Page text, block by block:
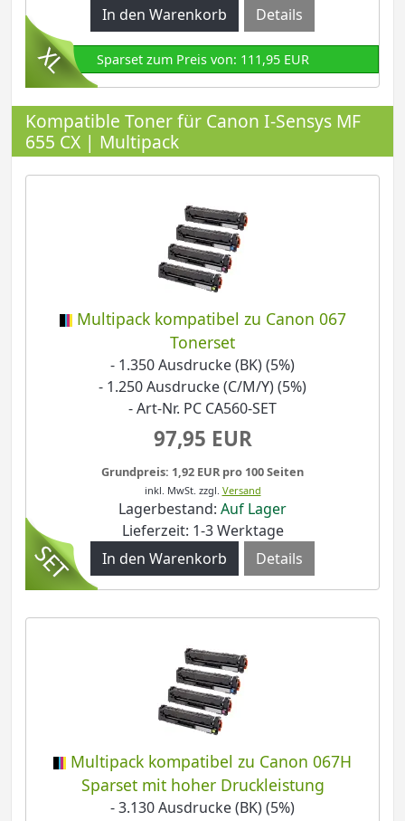
Details
Sparset zum Preis von: 111,95 EUR
Kompatible Toner für Canon I-Sensys MF
655 CX | Multipack
Multipack kompatibel zu Canon 067
Tonerset
- 1.350 Ausdrucke (BK) (5%)
- 1.250 Ausdrucke (C/M/Y) (5%)
- Art-Nr. PC CA560-SET
97,95 EUR
Grundpreis: 1,92 EUR pro 100 Seiten
inkl. MwSt. zzgl. Versand
Lagerbestand: Auf Lager
Lieferzeit: 1-3 Werktage
Details
Multipack kompatibel zu Canon 067H
Sparset mit hoher Druckleistung
- 3.130 Ausdrucke (BK) (5%)